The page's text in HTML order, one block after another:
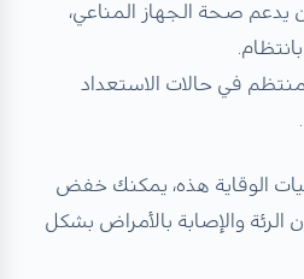
يدعم صحة الجهاز المناعي،
في حالات الاستعداد
الوقاية هذه، يمكنك خفض
الرئة والإصابة بالأمراض بشكل